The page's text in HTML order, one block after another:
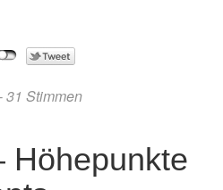
-31 Stimmen
Höhepunkte